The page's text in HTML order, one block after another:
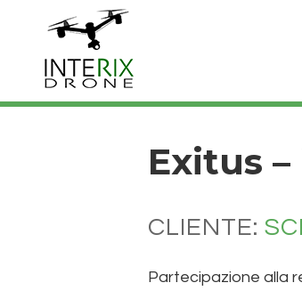
Exitus
CLIENTE:
Partecipazione alla